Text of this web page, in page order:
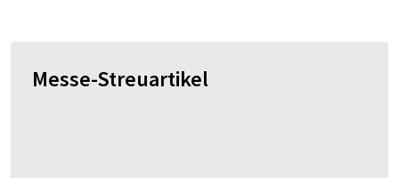
Messe-Streuartikel